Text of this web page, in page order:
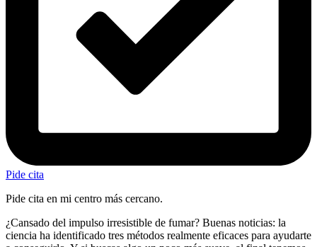
Pide cita
Pide cita en mi centro más cercano.
¿Cansado del impulso irresistible de fumar? Buenas noticias: la
ciencia ha identificado tres métodos realmente eficaces para ayudarte